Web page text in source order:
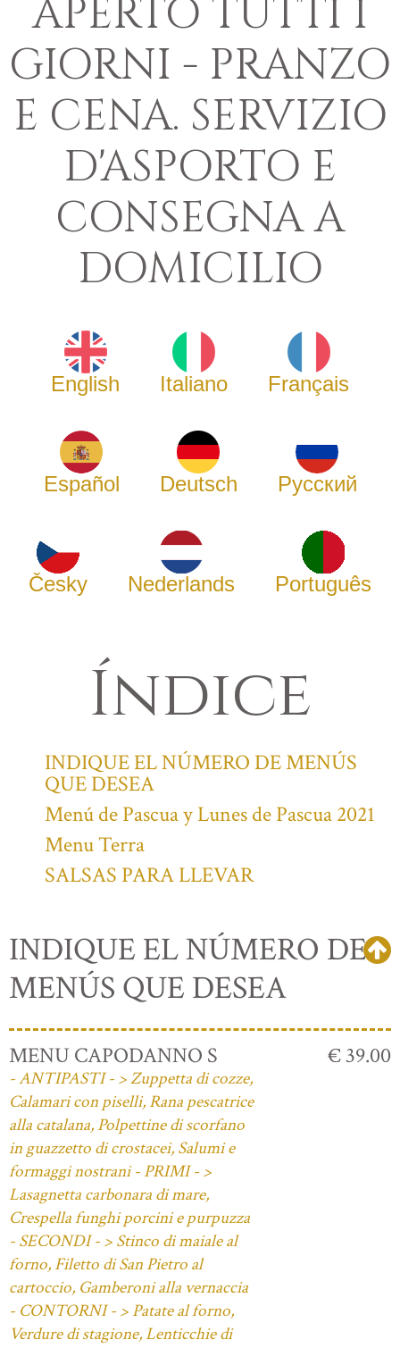
APERTO TUTTI I
GIORNI - PRANZO
E CENA. SERVIZIO
D'ASPORTO E
CONSEGNA A
DOMICILIO
English Italiano Français
Español Deutsch Русский
Česky Nederlands Português
Índice
INDIQUE EL NÚMERO DE MENÚS
QUE DESEA
Menú de Pascua y Lunes de Pascua 2021
Menu Terra
SALSAS PARA LLEVAR
INDIQUE EL NÚMERO DE
MENÚS QUE DESEA
MENU CAPODANNO S
- ANTIPASTI - > Zuppetta di cozze,
Calamari con piselli, Rana pescatrice
alla catalana, Polpettine di scorfano
in guazzetto di crostacei, Salumi e
formaggi nostrani - PRIMI - >
Lasagnetta carbonara di mare,
Crespella funghi porcini e purpuzza
- SECONDI - > Stinco di maiale al
forno, Filetto di San Pietro al
cartoccio, Gamberoni alla vernaccia
- CONTORNI - > Patate al forno,
Verdure di stagione, Lenticchie di
€ 39.00